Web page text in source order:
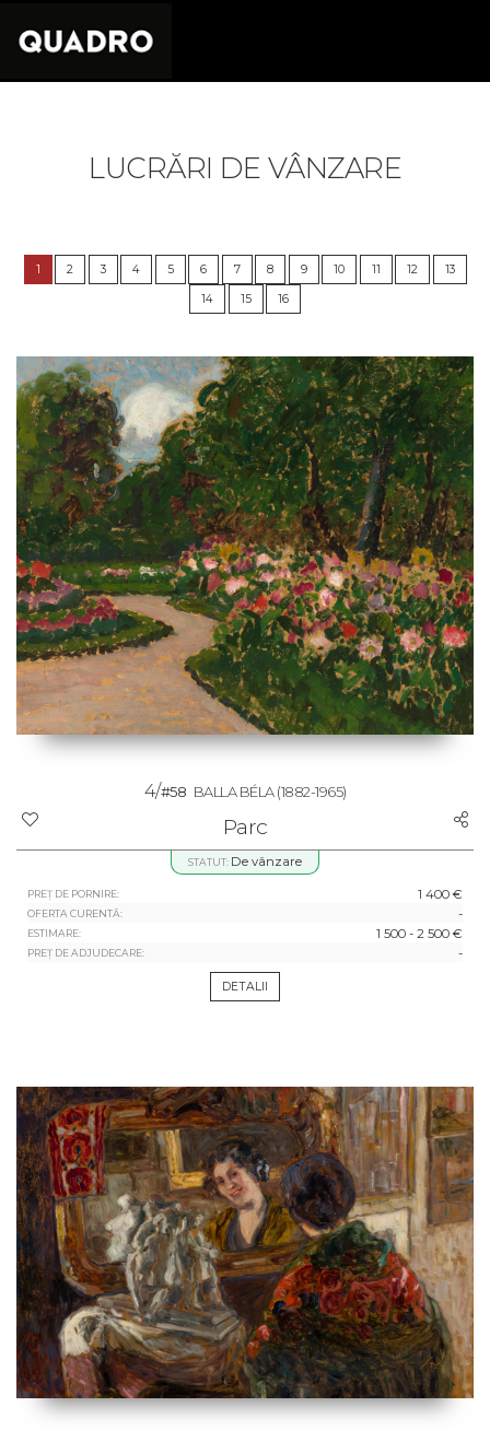
LUCRĂRI DE VÂNZARE
1 2 3 4 5 6 7 8 9 10 11 12 13
14 15 16
4/#58 BALLA BÉLA(1882-1965)
Parc
STATUT: De vânzare
PREȚ DE PORNIRE: 1 400 €
OFERTA CURENTĂ: -
ESTIMARE: 1 500 - 2 500 €
PREȚ DE ADJUDECARE: -
DETALII